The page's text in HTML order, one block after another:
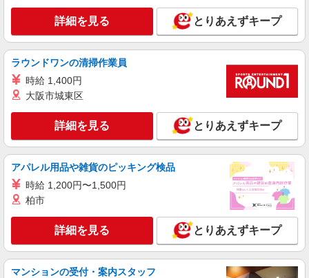
時給1400円〜 ※残業代支給 ★交通費別途支給
（規定あり） ゜+゜・。○。・゜+゜・。○。・゜
+゜ 入社祝い金10万円支給(規定有) お友達を紹介
頂くと, インセンティブ支給(規定有) ★月2回払
い・週払い可能（規程有）★ ゜・。○。・゜
+゜・。○。・゜+゜
福岡県福岡市中央区
キープ 詳細を見る
アルバイト 契約社員
パーソルビジネスプロセスデザイン株式会社
テレマーケティング業務（受信）
時給1400円 月収例 217000円+残業代
福岡県福岡市中央区
詳細を見る
パーソルエクセルHRパートナーズ株式会社
電話対応やシステム入力などのお仕事
時給1,200円 ※当社規定あり
詳細を見る とりあえずキープ
ラウンドワンの清掃作業員
時給 1,400円
大阪市城東区
詳細を見る とりあえずキープ
アパレル用品や雑貨のピッキング検品
時給 1,200円〜1,500円
柏市
詳細を見る とりあえずキープ
マンションの受付・案内スタッフ